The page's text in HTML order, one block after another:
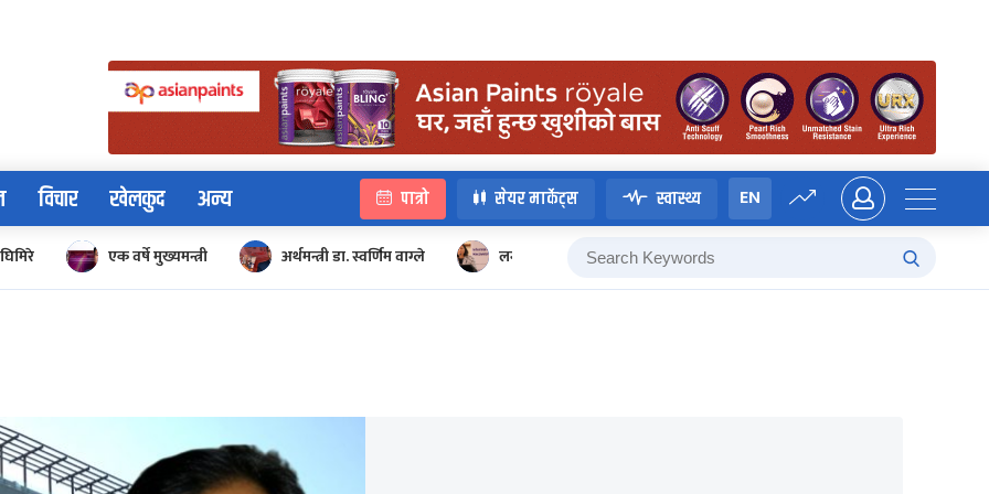
विचार खेलकुद अन्य पात्रो सेयर मार्केट्स स्वास्थ्य EN
एक वर्षे मुख्यमन्त्री अर्थमन्त्री डा. स्वर्णिम वाग्ले लगानी बोर्ड